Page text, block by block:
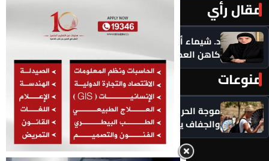
مقال رأي
د. شيماء أحمدين تكتب .. حين يصبح الذكاء الاصطناعي
كاهن العصر: هل نستبدل التأمل بالاستهلاك؟
منوعات المزيد ‹
موجة الحر الخامسة تضرب بريطانيا.. 36 درجة تقترب
والجفاف يهدد الملايين وقيود المياه تتسع